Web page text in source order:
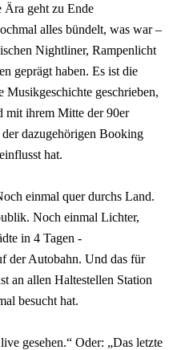
Ära geht zu Ende
alles bündelt, was war –
Nightliner, Rampenlicht
geprägt haben. Es ist die
Musikgeschichte geschrieben,
mit ihrem Mitte der 90er
dazugehörigen Booking
hat.
einmal quer durchs Land.
Noch einmal Lichter,
in 4 Tagen -
der Autobahn. Und das für
an allen Haltestellen Station
besucht hat.
gesehen.“ Oder: „Das letzte